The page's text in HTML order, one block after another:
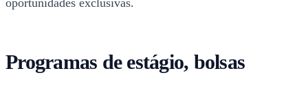
oportunidades exclusivas.
Programas de estágio, bolsas